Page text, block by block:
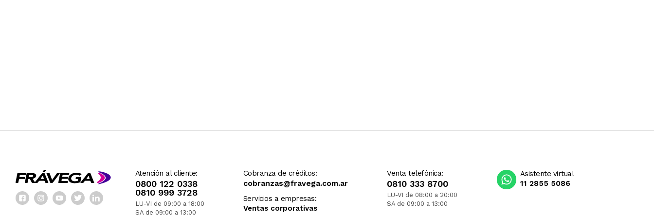
Atención al cliente:
0800 122 0338
0810 999 3728
LU-VI de 09:00 a 18:00
SA de 09:00 a 13:00
Cobranza de créditos:
cobranzas@fravega.com.ar
Servicios a empresas:
Ventas corporativas
Venta telefónica:
0810 333 8700
LU-VI de 08:00 a 20:00
SA de 09:00 a 13:00
Asistente virtual
11 2855 5086